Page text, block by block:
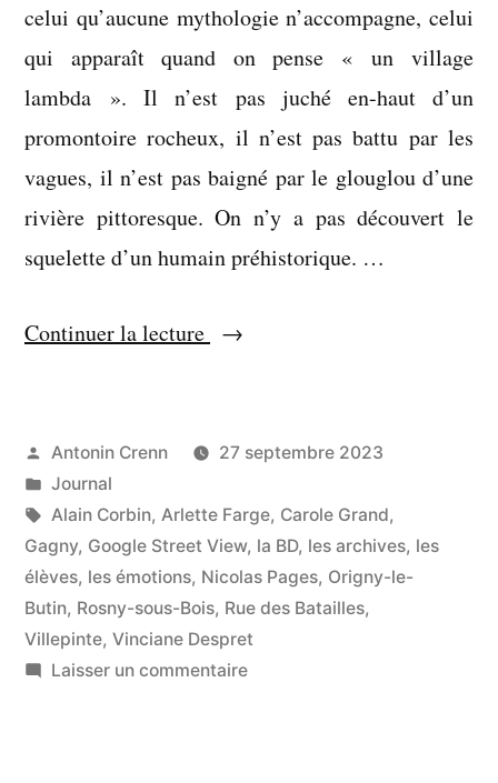
celui qu’aucune mythologie n’accompagne, celui
qui apparaît quand on pense « un village
lambda ». Il n’est pas juché en-haut d’un
promontoire rocheux, il n’est pas battu par les
vagues, il n’est pas baigné par le glouglou d’une
rivière pittoresque. On n’y a pas découvert le
squelette d’un humain préhistorique. …
Continuer la lecture « Je
« beau »
tu
seras
beau »
Publié
par
Antonin Crenn
27 septembre 2023
Publié
dans
Journal
Étiquettes :
Alain Corbin, Arlette Farge, Carole Grand,
Gagny, Google Street View, la BD, les archives, les
élèves, les émotions, Nicolas Pages, Origny-le-
Butin, Rosny-sous-Bois, Rue des Batailles,
Villepinte, Vinciane Despret
Laisser un commentairesur